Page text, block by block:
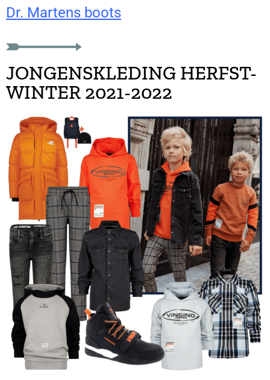
Dr. Martens boots
JONGENSKLEDING HERFST-
WINTER 2021-2022